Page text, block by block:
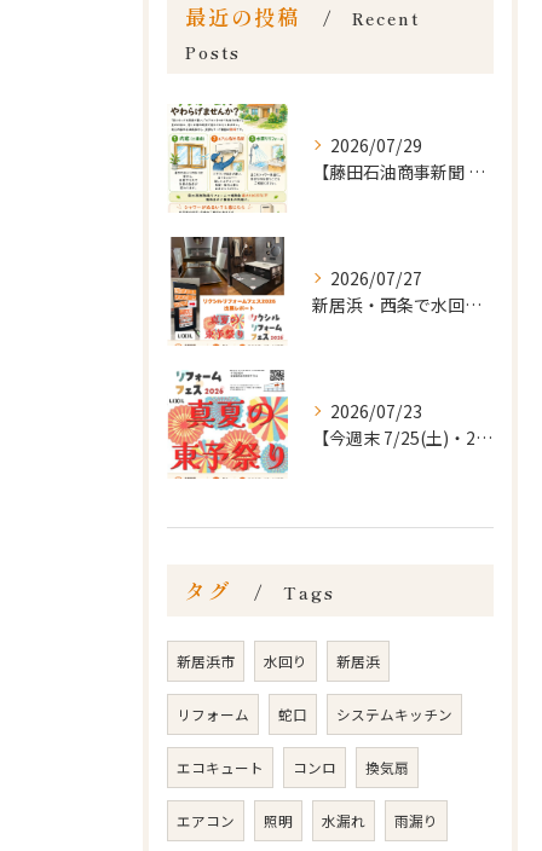
最近の投稿
Recent
Posts
2026/07/29
【藤田石油商事新聞 8月号(vol.21)｜暮らしのお知らせ...
2026/07/27
新居浜・西条で水回りリフォームをお考えの方へ🏠
2026/07/23
【今週末 7/25(土)・26(日)】
タグ Tags
新居浜市 水回り 新居浜
リフォーム 蛇口 システムキッチン
エコキュート コンロ 換気扇
エアコン 照明 水漏れ 雨漏り